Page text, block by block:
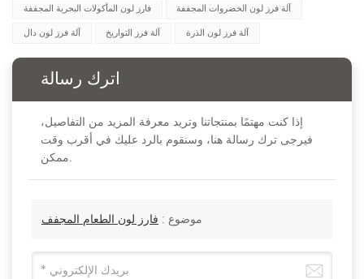
فارز لون المأكولات البحرية المجففة
آلة فرز لون الخضروات المجففة
آلة فرز لون دال
آلة فرز التواريخ آلة فرز لون الذرة
اترك رسالة
إذا كنت مهتمًا بمنتجاتنا وتريد معرفة المزيد من التفاصيل،
فيرجى ترك رسالة هنا، وسنقوم بالرد عليك في أقرب وقت
ممكن.
موضوع : فارز لون الطعام المجفف